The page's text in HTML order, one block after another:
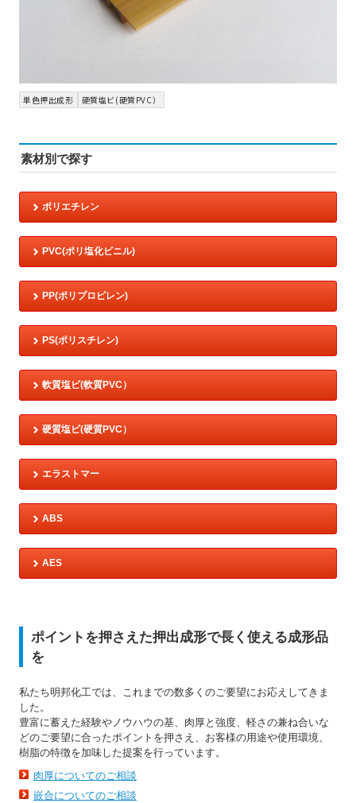
単色押出成形 硬質塩ビ(硬質PVC）
素材別で探す
ポリエチレン
PVC(ポリ塩化ビニル)
PP(ポリプロピレン)
PS(ポリスチレン)
軟質塩ビ(軟質PVC）
硬質塩ビ(硬質PVC）
エラストマー
ABS
AES
ポイントを押さえた押出成形で長く使える成形品
を
私たち明邦化工では、これまでの数多くのご要望にお応えしてきま
した。
豊富に蓄えた経験やノウハウの基、肉厚と強度、軽さの兼ね合いな
どのご要望に合ったポイントを押さえ、お客様の用途や使用環境、
樹脂の特徴を加味した提案を行っています。
肉厚についてのご相談
嵌合についてのご相談